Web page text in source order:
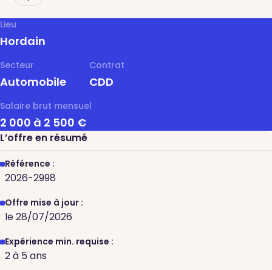
Lieu
Hordain
Secteur
Automobile
Contrat
CDD
Salaire brut mensuel
2 000 à 2 500 €
L’offre en résumé
Référence :
2026-2998
Offre mise à jour :
le 28/07/2026
Expérience min. requise :
2 à 5 ans